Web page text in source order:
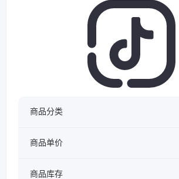
商品分类
商品单价
商品库存